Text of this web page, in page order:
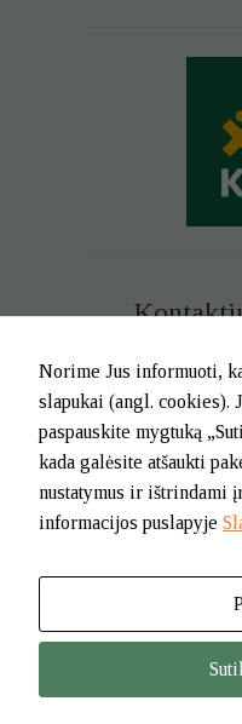
Mob. tel.
Tel.
El.p.
K.
I-V
© 2026. BĮ Klaipėdos m.
Norime Jus informuoti,
slapukai (angl. cookies).
paspauskite mygtuką
kada galėsite atšaukti
nustatymus ir ištrindami
informacijos puslapyje